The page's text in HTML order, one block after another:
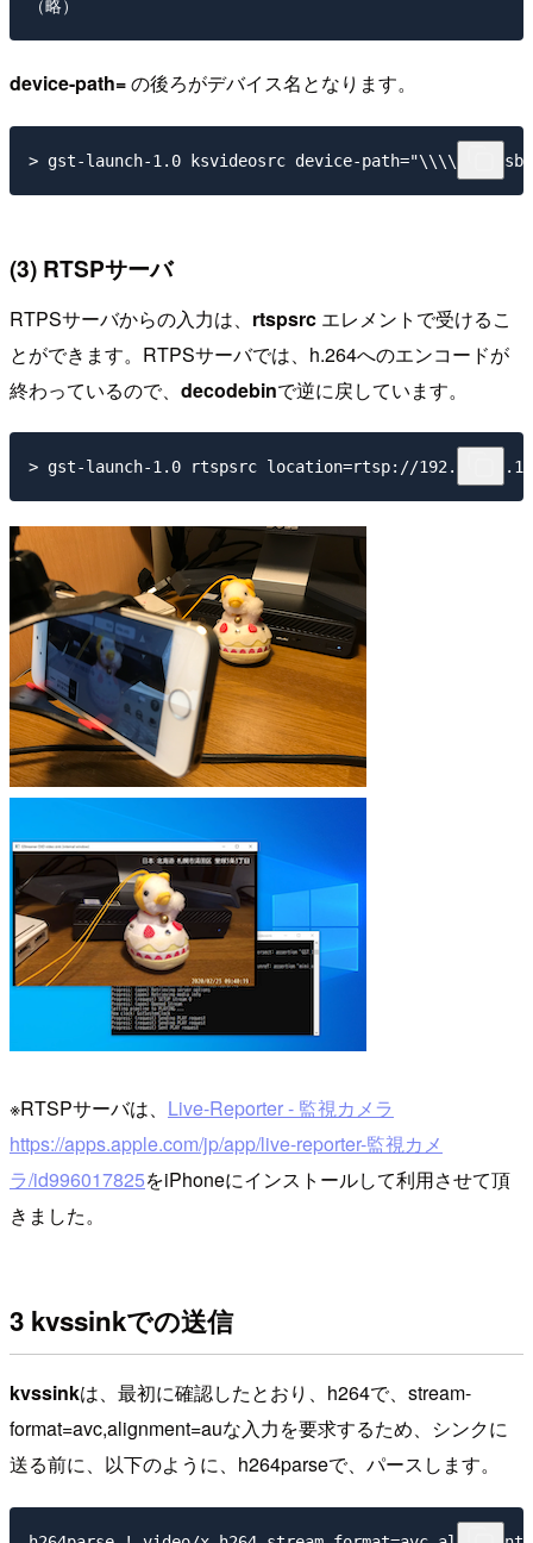
device-path=の後ろがデバイス名となります。
(3) RTSPサーバ
RTPSサーバからの入力は、 rtspsrc エレメントで受けるこ
とができます。RTPSサーバでは、h.264へのエンコードが
終わっているので、 decodebinで逆に戻しています。
※RTSPサーバは、 Live-Reporter - 監視カメラ
https://apps.apple.com/jp/app/live-reporter-監視カメ
ラ/id996017825をiPhoneにインストールして利用させて頂
きました。
3 kvssinkでの送信
kvssinkは、最初に確認したとおり、h264で、stream-
format=avc,alignment=auな入力を要求するため、シンクに
送る前に、以下のように、h264parseで、パースします。